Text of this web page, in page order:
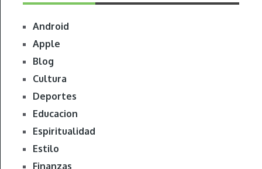
Android
Apple
Blog
Cultura
Deportes
Educacion
Espiritualidad
Estilo
Finanzas